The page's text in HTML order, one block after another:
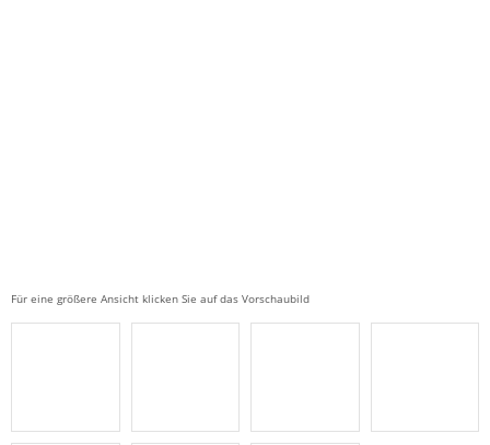
Für eine größere Ansicht klicken Sie auf das Vorschaubild